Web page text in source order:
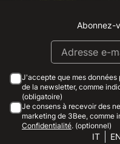
Abonnez-
J'accepte que mes
de la newsletter, comme
(obligatoire)
Je consens à recevoir des
marketing de 3Bee, comme
Confidentialité. (optionnel)
IT